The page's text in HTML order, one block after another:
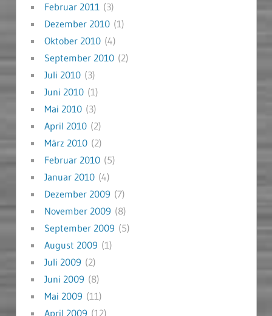
Februar 2011(3)
Dezember 2010(1)
Oktober 2010(4)
September 2010(2)
Juli 2010(3)
Juni 2010(1)
Mai 2010(3)
April 2010(2)
März 2010(2)
Februar 2010(5)
Januar 2010(4)
Dezember 2009 (7)
November 2009 (8)
September 2009 (5)
August 2009 (1)
Juli 2009 (2)
Juni 2009 (8)
Mai 2009 (11)
April 2009 (12)